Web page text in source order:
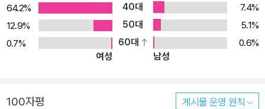
64.2%
40대
7.4%
12.9%
50대
5.1%
0.7%
60대
0.6%
여성
남성
100자평 게시물 운영 원칙